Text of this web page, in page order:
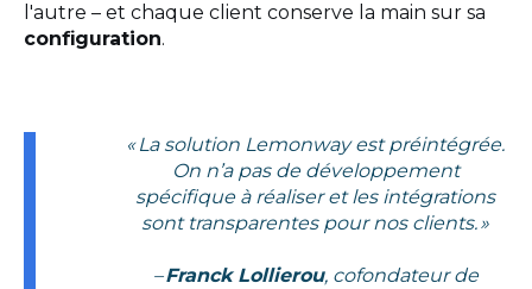
l'autre – et chaque client conserve la main sur sa
configuration.
« La solution Lemonway est préintégrée.
On n’a pas de développement
spécifique à réaliser et les intégrations
sont transparentes pour nos clients. »
–Franck Lollierou, cofondateur de